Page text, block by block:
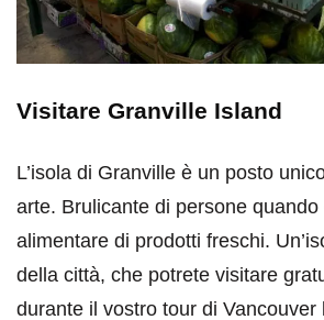
Visitare Granville Island
L’isola di Granville è un posto
arte. Brulicante di persone quando
alimentare di prodotti freschi.
della città, che potrete visitare
durante il vostro tour di Vancouver